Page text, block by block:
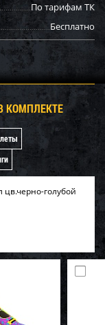
По тарифам ТК
Бесплатно
КОМПЛЕКТЕ
цв.черно-голубой